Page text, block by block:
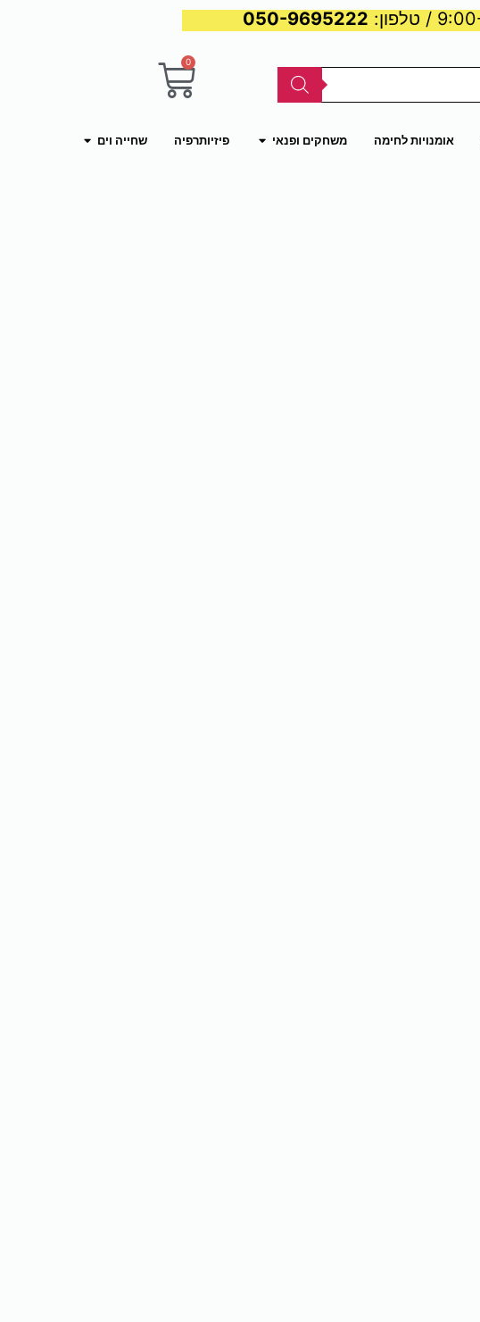
050-9695222
0
עגלת
אומנויות לחימה משחקים ופנאי פתח משחקים ופנאי
פיזיותרפיה שחייה וים פתח שחייה וים